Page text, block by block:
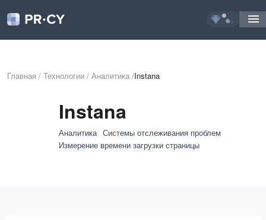
...
Главная / Технологии / Аналитика /Instana
Instana
Аналитика Системы отслеживания проблем
Измерение времени загрузки страницы